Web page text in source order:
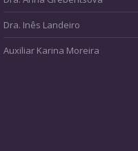
Dra. Inês Landeiro
Auxiliar Karina Moreira